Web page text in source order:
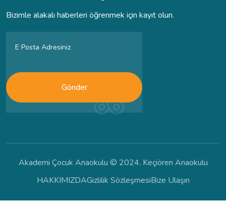
Bizimle alakalı haberleri öğrenmek için kayıt olun.
Gönder
Akademi Çocuk Anaokulu © 2024. Keçiören Anaokulu
HAKKIMIZDAGizlilik SözleşmesiBize Ulaşın